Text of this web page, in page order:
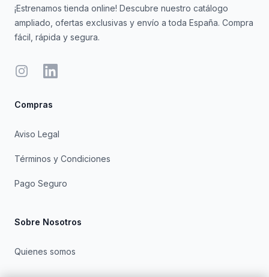
¡Estrenamos tienda online! Descubre nuestro catálogo
ampliado, ofertas exclusivas y envío a toda España. Compra
fácil, rápida y segura.
InstagramLinkedIn
Compras
Aviso Legal
Términos y Condiciones
Pago Seguro
Sobre Nosotros
Quienes somos